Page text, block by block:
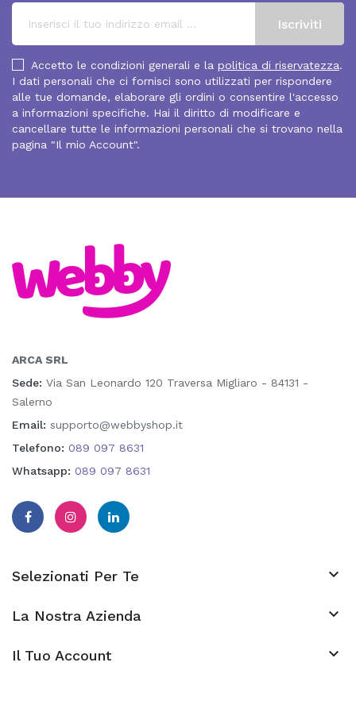
Accetto le condizioni generali e la politica di riservatezza.
I dati personali che ci fornisci sono utilizzati per rispondere
alle tue domande, elaborare gli ordini o consentire l'accesso
a informazioni specifiche. Hai il diritto di modificare e
cancellare tutte le informazioni personali che si trovano nella
pagina "Il mio Account".
ARCA SRL
Sede: Via San Leonardo 120 Traversa Migliaro - 84131 -
Salerno
Email: supporto@webbyshop.it
Telefono: 089 097 8631
Whatsapp: 089 097 8631
Selezionati Per Te 
La Nostra Azienda 
Il Tuo Account keyboard_arrow_down